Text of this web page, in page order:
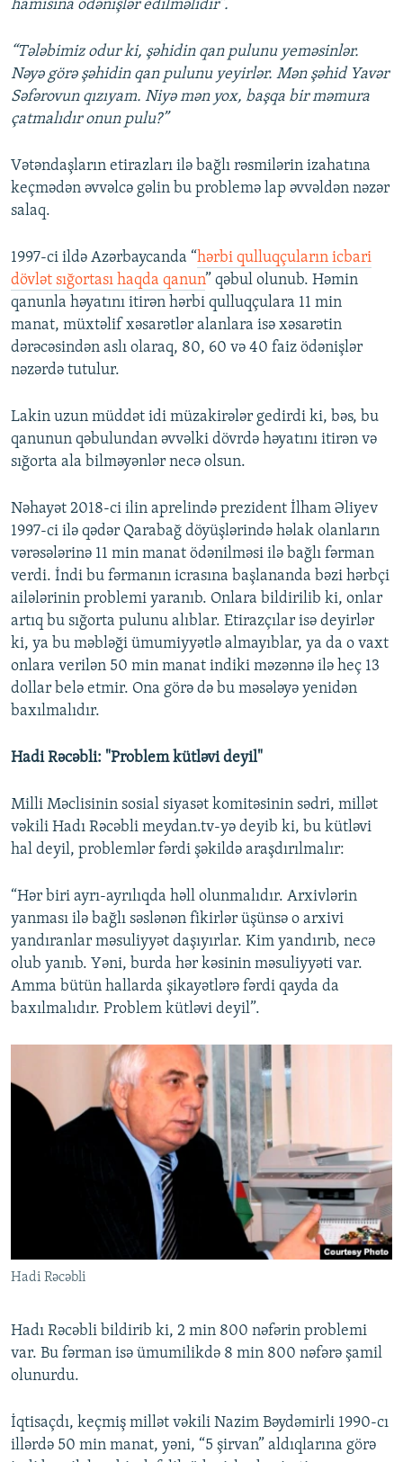
hamısına ödənişlər edilməlidir”.
“Tələbimiz odur ki, şəhidin qan pulunu yeməsinlər.
Nəyə görə şəhidin qan pulunu yeyirlər. Mən şəhid Yavər
Səfərovun qızıyam. Niyə mən yox, başqa bir məmura
çatmalıdır onun pulu?”
Vətəndaşların etirazları ilə bağlı rəsmilərin izahatına
keçmədən əvvəlcə gəlin bu problemə lap əvvəldən nəzər
salaq.
1997-ci ildə Azərbaycanda “hərbi qulluqçuların icbari
dövlət sığortası haqda qanun” qəbul olunub. Həmin
qanunla həyatını itirən hərbi qulluqçulara 11 min
manat, müxtəlif xəsarətlər alanlara isə xəsarətin
dərəcəsindən aslı olaraq, 80, 60 və 40 faiz ödənişlər
nəzərdə tutulur.
Lakin uzun müddət idi müzakirələr gedirdi ki, bəs, bu
qanunun qəbulundan əvvəlki dövrdə həyatını itirən və
sığorta ala bilməyənlər necə olsun.
Nəhayət 2018-ci ilin aprelində prezident İlham Əliyev
1997-ci ilə qədər Qarabağ döyüşlərində həlak olanların
vərəsələrinə 11 min manat ödənilməsi ilə bağlı fərman
verdi. İndi bu fərmanın icrasına başlananda bəzi hərbçi
ailələrinin problemi yaranıb. Onlara bildirilib ki, onlar
artıq bu sığorta pulunu alıblar. Etirazçılar isə deyirlər
ki, ya bu məbləği ümumiyyətlə almayıblar, ya da o vaxt
onlara verilən 50 min manat indiki məzənnə ilə heç 13
dollar belə etmir. Ona görə də bu məsələyə yenidən
baxılmalıdır.
Hadi Rəcəbli: "Problem kütləvi deyil"
Milli Məclisinin sosial siyasət komitəsinin sədri, millət
vəkili Hadı Rəcəbli meydan.tv-yə deyib ki, bu kütləvi
hal deyil, problemlər fərdi şəkildə araşdırılmalır:
“Hər biri ayrı-ayrılıqda həll olunmalıdır. Arxivlərin
yanması ilə bağlı səslənən fikirlər üşünsə o arxivi
yandıranlar məsuliyyət daşıyırlar. Kim yandırıb, necə
olub yanıb. Yəni, burda hər kəsinin məsuliyyəti var.
Amma bütün hallarda şikayətlərə fərdi qayda da
baxılmalıdır. Problem kütləvi deyil”.
Hadi Rəcəbli
Hadı Rəcəbli bildirib ki, 2 min 800 nəfərin problemi
var. Bu fərman isə ümumilikdə 8 min 800 nəfərə şamil
olunurdu.
İqtisaçdı, keçmiş millət vəkili Nazim Bəydəmirli 1990-cı
illərdə 50 min manat, yəni, “5 şirvan” aldıqlarına görə